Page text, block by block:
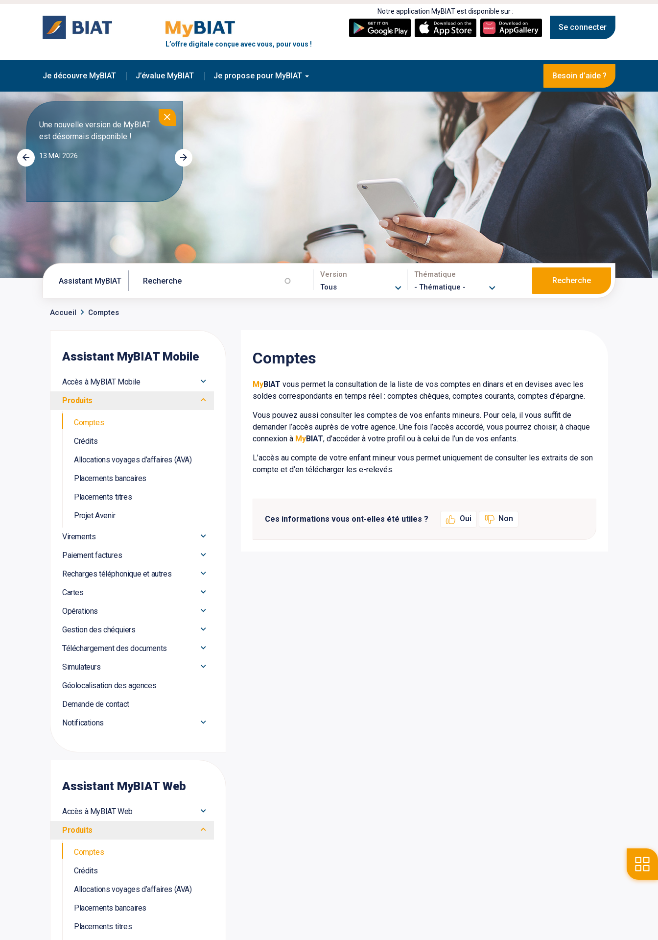
L’offre digitale conçue avec vous, pour vous !
Se connecter
Notre application MyBIAT est disponible sur :
navigation
Je découvre MyBIAT J’évalue MyBIAT Je propose pour MyBIAT Besoin d’aide ?
Une nouvelle version de MyBIAT
est désormais disponible !
13 MAI 2026
fonctionnalités de MyBIAT !
Jeu Concours MyBIAT 2024 :
Félicitations aux gagnants!
02 DÉC 2024
Assistant MyBIAT
Version Thématique
Recherche
Accueil Comptes
Assistant MyBIAT Mobile
Accès à MyBIAT Mobile
Produits
Comptes
Crédits
Allocations voyages d’affaires (AVA)
Placements bancaires
Placements titres
Projet Avenir
Virements
Paiement factures
Recharges téléphonique et autres
Cartes
Opérations
Gestion des chéquiers
Téléchargement des documents
Simulateurs
Géolocalisation des agences
Demande de contact
Notifications
Assistant MyBIAT Web
Accès à MyBIAT Web
Produits
Comptes
Crédits
Allocations voyages d’affaires (AVA)
Placements bancaires
Placements titres
Comptes
MyBIAT vous permet la consultation de la liste de vos comptes en dinars et en devises avec les
soldes correspondants en temps réel : comptes chèques, comptes courants, comptes d'épargne.
Vous pouvez aussi consulter les comptes de vos enfants mineurs. Pour cela, il vous suffit de
demander l’accès auprès de votre agence. Une fois l’accès accordé, vous pourrez choisir, à chaque
connexion à MyBIAT, d’accéder à votre profil ou à celui de l’un de vos enfants.
L’accès au compte de votre enfant mineur vous permet uniquement de consulter les extraits de son
compte et d’en télécharger les e-relevés.
Ces informations vous ont-elles été utiles ? Oui Non